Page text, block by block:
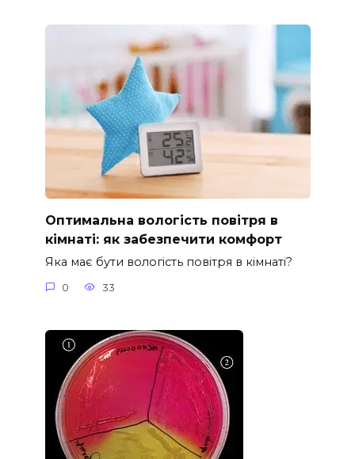
Оптимальна вологість повітря в
кімнаті: як забезпечити комфорт
Яка має бути вологість повітря в кімнаті?
0 33